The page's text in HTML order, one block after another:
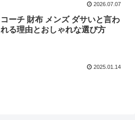
2026.07.07
コーチ 財布 メンズ ダサいと言わ
れる理由とおしゃれな選び方
2025.01.14